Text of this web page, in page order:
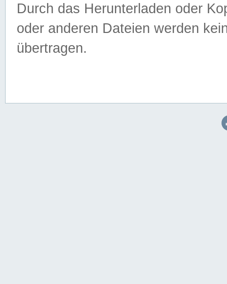
Durch das Herunterladen oder
oder anderen Dateien werden
übertragen.